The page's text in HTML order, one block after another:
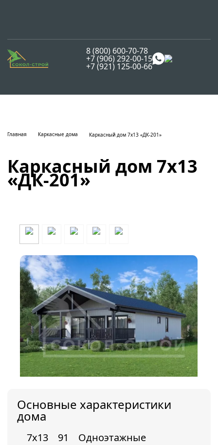
8 (800) 600-70-78
+7 (906) 292-00-15
+7 (921) 125-00-66
Главная Каркасные дома Каркасный дом 7x13 «ДК-201»
Каркасный дом 7x13
«ДК-201»
Основные характеристики
дома
7x13 91 Одноэтажные